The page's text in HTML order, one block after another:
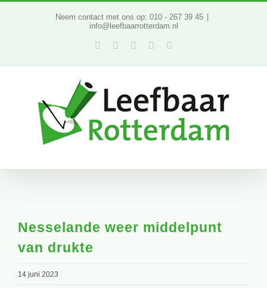
Neem contact met ons op: 010 - 267 39 45
info@leefbaarrotterdam.nl
Facebook
TwitterYouTubeLinkedIn
Nesselande weer middelpunt
van drukte
14 juni 2023